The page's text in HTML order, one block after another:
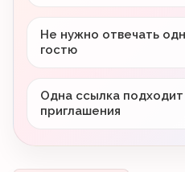
Не нужно отвечать
гостю
Одна ссылка подходит
приглашения